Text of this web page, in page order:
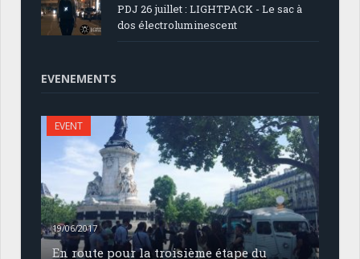
PDJ 26 juillet : LIGHTPACK - Le sac à
dos électroluminescent
EVENEMENTS
EVENT
19/06/2017
En route pour la troisième étape du